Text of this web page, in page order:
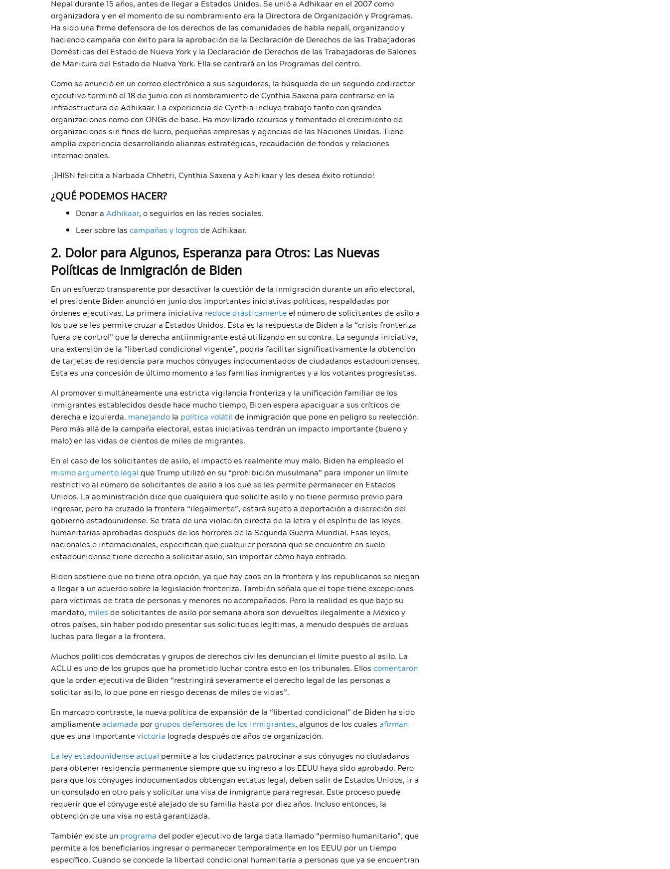
Nepal durante 15 años, antes de llegar a Estados Unidos. Se unió a Adhikaar en el 2007 como
organizadora y en el momento de su nombramiento era la Directora de Organización y Programas.
Ha sido una firme defensora de los derechos de las comunidades de habla nepalí, organizando y
haciendo campaña con éxito para la aprobación de la Declaración de Derechos de las Trabajadoras
Domésticas del Estado de Nueva York y la Declaración de Derechos de las Trabajadoras de Salones
de Manicura del Estado de Nueva York. Ella se centrará en los Programas del centro.
Como se anunció en un correo electrónico a sus seguidores, la búsqueda de un segundo codirector
ejecutivo terminó el 18 de junio con el nombramiento de Cynthia Saxena para centrarse en la
infraestructura de Adhikaar. La experiencia de Cynthia incluye trabajo tanto con grandes
organizaciones como con ONGs de base. Ha movilizado recursos y fomentado el crecimiento de
organizaciones sin fines de lucro, pequeñas empresas y agencias de las Naciones Unidas. Tiene
amplia experiencia desarrollandoalianzas estratégicas, recaudación de fondos y relaciones
internacionales.
¡JHISN felicita a Narbada Chhetri, Cynthia Saxena y Adhikaar y les desea éxito rotundo!
¿QUÉ PODEMOS HACER?
Donar a Adhikaar, o seguirlos en las redes sociales.
Leer sobre las campañas y logros de Adhikaar.
2. Dolor para Algunos, Esperanza para Otros: Las Nuevas
Políticas de Inmigración de Biden
En un esfuerzo transparente por desactivar la cuestión de la inmigración durante un año electoral,
el presidente Biden anunció en junio dos importantes iniciativas políticas, respaldadas por
órdenes ejecutivas. La primera iniciativa reduce drásticamenteel número de solicitantes de asilo a
los que se les permite cruzar a Estados Unidos. Esta es la respuesta de Biden a la “crisis fronteriza
fuera de control” que la derecha antiinmigrante está utilizando en su contra. La segunda iniciativa,
una extensión de la “libertad condicional vigente”, podría facilitar significativamente la obtención
de tarjetas de residencia para muchos cónyuges indocumentados de ciudadanos estadounidenses.
Esta es una concesión de último momento a las familias inmigrantes y a los votantes progresistas.
Al promover simultáneamente una estricta vigilancia fronteriza y la unificación familiar de los
inmigrantes establecidos desde hace mucho tiempo, Biden espera apaciguar a sus críticos de
derecha e izquierda. manejando la política volátil de inmigración que pone en peligro su reelección.
Pero más allá de la campaña electoral, estas iniciativas tendrán un impacto importante (bueno y
malo) en las vidas de cientos de miles de migrantes.
En el caso de los solicitantes de asilo, el impacto es realmente muy malo. Biden ha empleado el
mismo argumento legal que Trump utilizó en su “prohibición musulmana” para imponer un límite
restrictivo al número de solicitantes de asilo a los que se les permite permanecer en Estados
Unidos. La administración dice que cualquiera que solicite asilo y no tiene permiso previo para
ingresar, pero ha cruzado la frontera “ilegalmente”, estará sujeto a deportación a discreción del
gobierno estadounidense. Se trata de una violación directa de la letra y el espíritu de las leyes
humanitarias aprobadas después de los horrores de la Segunda Guerra Mundial. Esas leyes,
nacionales e internacionales, especifican que cualquier persona que se encuentre en suelo
estadounidense tiene derecho a solicitar asilo, sin importar cómo haya entrado.
Biden sostiene que no tiene otra opción, ya que hay caos en la frontera y los republicanos se niegan
a llegar a un acuerdo sobre la legislación fronteriza. También señala que el tope tiene excepciones
para víctimas de trata de personas y menores no acompañados. Pero la realidad es que bajo su
mandato, miles de solicitantes de asilo por semana ahora son devueltos ilegalmente a México y
otros países, sin haber podido presentar sus solicitudes legítimas, a menudo después de arduas
luchas para llegar a la frontera.
Muchos políticos demócratas y grupos de derechos civiles denuncian el límite puesto al asilo. La
ACLU es uno de los grupos que ha prometido luchar contra esto en los tribunales. Ellos comentaron
que la orden ejecutiva de Biden “restringirá severamente el derecho legal de las personas a
solicitar asilo, lo que pone en riesgo decenas de miles de vidas”.
En marcado contraste, la nueva política de expansión de la “libertad condicional” de Biden ha sido
ampliamenteaclamada porgrupos defensores de los inmigrantes, algunos de los cuales afirman
que es una importantevictoria lograda después de años de organización.
La ley estadounidense actual permite a los ciudadanos patrocinar a sus cónyuges no ciudadanos
para obtener residencia permanente siempre que su ingreso a los EEUU haya sido aprobado. Pero
para que los cónyuges indocumentados obtengan estatus legal, deben salir de Estados Unidos, ir a
un consulado en otro país y solicitar una visa de inmigrante para regresar. Este proceso puede
requerir que el cónyuge esté alejado de su familia hasta por diez años. Incluso entonces, la
obtención de una visa no está garantizada.
También existe un programa del poder ejecutivo de larga data llamado “permiso humanitario”, que
permite a los beneficiarios ingresar o permanecer temporalmente en los EEUU por un tiempo
específico. Cuando se concede la libertad condicional humanitaria a personas que ya se encuentran